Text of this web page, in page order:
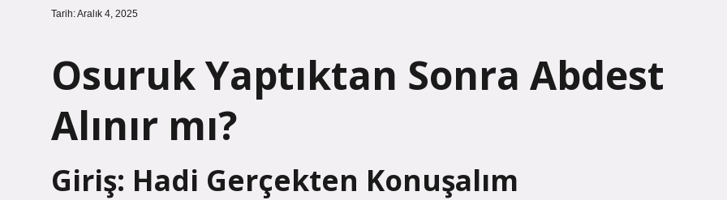
Tarih: Aralık 4, 2025
Osuruk Yaptıktan Sonra Abdest
Alınır mı?
Giriş: Hadi Gerçekten Konuşalım